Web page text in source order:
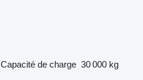
Capacité de charge 30 000 kg